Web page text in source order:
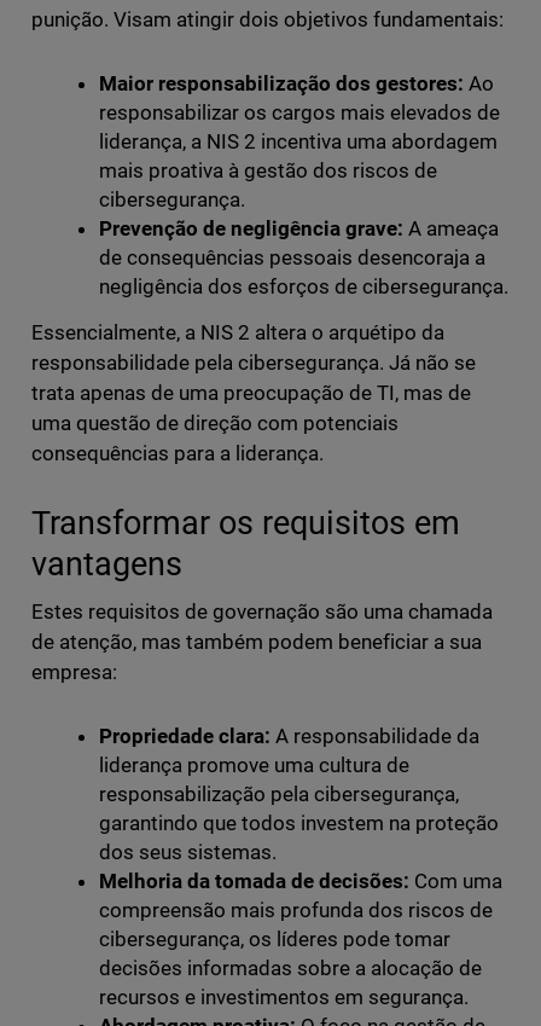
punição. Visam atingir dois objetivos fundamentais:
Maior responsabilização dos gestores: Ao
responsabilizar os cargos mais elevados de
liderança, a NIS 2 incentiva uma abordagem
mais proativa à gestão dos riscos de
cibersegurança.
Prevenção de negligência grave: A ameaça
de consequências pessoais desencoraja a
negligência dos esforços de cibersegurança.
Essencialmente, a NIS 2 altera o arquétipo da
responsabilidade pela cibersegurança. Já não se
trata apenas de uma preocupação de TI, mas de
uma questão de direção com potenciais
consequências para a liderança.
Transformar os requisitos em
vantagens
Estes requisitos de governação são uma chamada
de atenção, mas também podem beneficiar a sua
empresa:
Propriedade clara: A responsabilidade da
liderança promove uma cultura de
responsabilização pela cibersegurança,
garantindo que todos investem na proteção
dos seus sistemas.
Melhoria da tomada de decisões: Com uma
compreensão mais profunda dos riscos de
cibersegurança, os líderes pode tomar
decisões informadas sobre a alocação de
recursos e investimentos em segurança.